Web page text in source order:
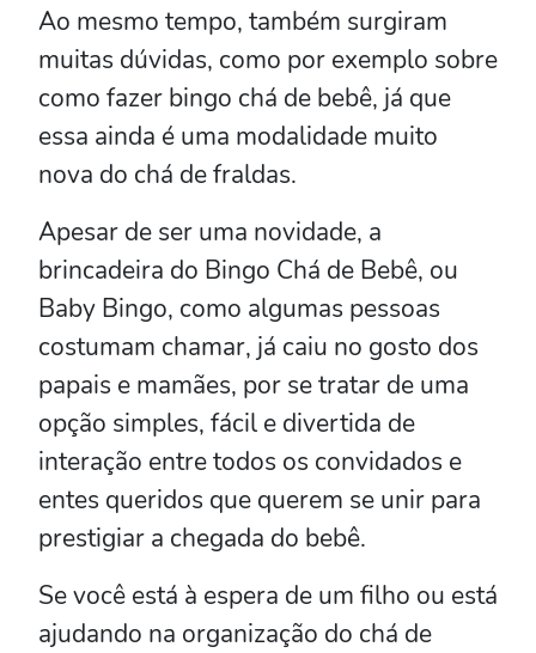
Ao mesmo tempo, também surgiram
muitas dúvidas, como por exemplo sobre
como fazer bingo chá de bebê, já que
essa ainda é uma modalidade muito
nova do chá de fraldas.
Apesar de ser uma novidade, a
brincadeira do Bingo Chá de Bebê, ou
Baby Bingo, como algumas pessoas
costumam chamar, já caiu no gosto dos
papais e mamães, por se tratar de uma
opção simples, fácil e divertida de
interação entre todos os convidados e
entes queridos que querem se unir para
prestigiar a chegada do bebê.
Se você está à espera de um filho ou está
ajudando na organização do chá de